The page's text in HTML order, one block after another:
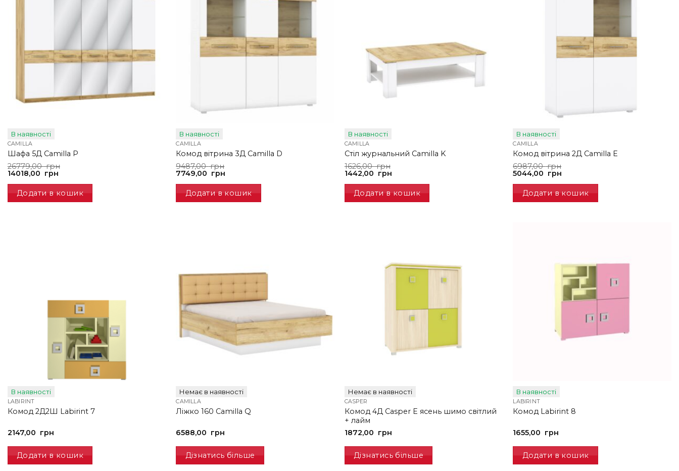
В наявності
CAMILLA
Шафа 5Д Camilla P
26779,00грн
Оригінальна
ціна:
26779,00
грн.
14018,00 грн
Поточна
ціна:
14018,00
грн.
Додати в кошик
В наявності
CAMILLA
Комод вітрина 3Д Camilla D
9487,00грн
Оригінальна
ціна:
9487,00
грн.
7749,00 грн
Поточна
ціна:
7749,00
грн.
Додати в кошик
В наявності
CAMILLA
Стіл журнальний Camilla K
1626,00грн
Оригінальна
ціна:
1626,00
грн.
1442,00 грн
Поточна
ціна:
1442,00
грн.
Додати в кошик
В наявності
CAMILLA
Комод вітрина 2Д Camilla E
6987,00грн
Оригінальна
ціна:
6987,00
грн.
5044,00 грн
Поточна
ціна:
5044,00
грн.
Додати в кошик
В наявності
LABIRINT
Комод 2Д2Ш Labirint 7
2147,00 грн
Додати в кошик
Немає в наявності
CAMILLA
Ліжко 160 Camilla Q
6588,00 грн
Дізнатись більше
Немає в наявності
CASPER
Комод 4Д Casper E ясень шимо світлий
+ лайм
1872,00 грн
Дізнатись більше
В наявності
LABIRINT
Комод Labirint 8
1655,00 грн
Додати в кошик